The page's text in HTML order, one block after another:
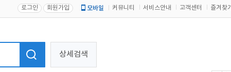
로그인 회원가입 모바일 커뮤니티 서비스안내 고객센터 즐겨찾기
상세검색